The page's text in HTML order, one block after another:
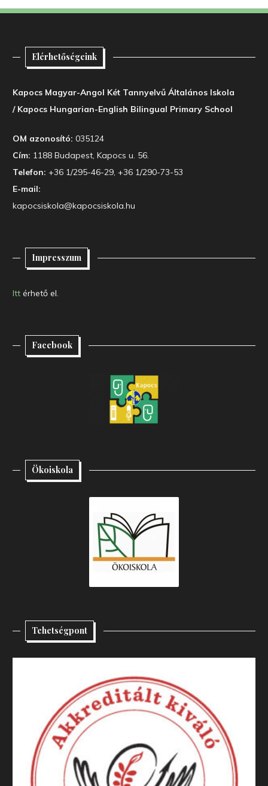
Elérhetőségeink
Kapocs Magyar-Angol Két Tannyelvű Általános Iskola
/ Kapocs Hungarian-English Bilingual Primary School
OM azonosító: 035124
Cím: 1188 Budapest, Kapocs u. 56.
Telefon: +36 1/295-46-29, +36 1/290-73-53
E-mail:
kapocsiskola@kapocsiskola.hu
Impresszum
Itt érhető el.
Facebook
Ökoiskola
Tehetségpont